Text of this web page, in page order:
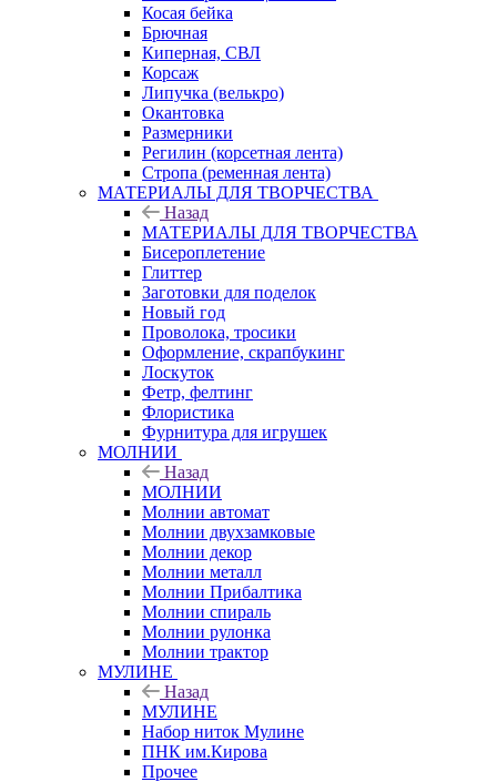
Косая бейка
Брючная
Киперная, СВЛ
Корсаж
Липучка (велькро)
Окантовка
Размерники
Регилин (корсетная лента)
Стропа (ременная лента)
МАТЕРИАЛЫ ДЛЯ ТВОРЧЕСТВА
Назад
МАТЕРИАЛЫ ДЛЯ ТВОРЧЕСТВА
Бисероплетение
Глиттер
Заготовки для поделок
Новый год
Проволока, тросики
Оформление, скрапбукинг
Лоскуток
Фетр, фелтинг
Флористика
Фурнитура для игрушек
МОЛНИИ
Назад
МОЛНИИ
Молнии автомат
Молнии двухзамковые
Молнии декор
Молнии металл
Молнии Прибалтика
Молнии спираль
Молнии рулонка
Молнии трактор
МУЛИНЕ
Назад
МУЛИНЕ
Набор ниток Мулине
ПНК им.Кирова
Прочее